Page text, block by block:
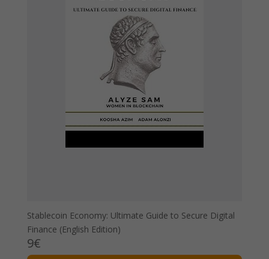
Stablecoin Economy: Ultimate Guide to Secure Digital
Finance (English Edition)
9€